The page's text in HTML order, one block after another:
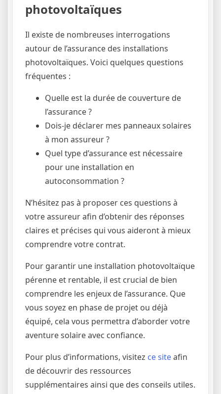
photovoltaïques
Il existe de nombreuses interrogations
autour de l’assurance des installations
photovoltaïques. Voici quelques questions
fréquentes :
Quelle est la durée de couverture de
l’assurance ?
Dois-je déclarer mes panneaux solaires
à mon assureur ?
Quel type d’assurance est nécessaire
pour une installation en
autoconsommation ?
N’hésitez pas à proposer ces questions à
votre assureur afin d’obtenir des réponses
claires et précises qui vous aideront à mieux
comprendre votre contrat.
Pour garantir une installation photovoltaïque
pérenne et rentable, il est crucial de bien
comprendre les enjeux de l’assurance. Que
vous soyez en phase de projet ou déjà
équipé, cela vous permettra d’aborder votre
aventure solaire avec confiance.
Pour plus d’informations, visitez ce siteafin
de découvrir des ressources
supplémentaires ainsi que des conseils utiles.